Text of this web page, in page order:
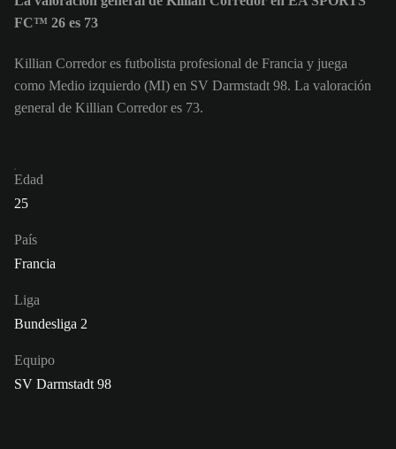
FC™ 26 es 73
Killian Corredor es futbolista profesional de Francia y juega
como Medio izquierdo (MI) en SV Darmstadt 98. La valoración
general de Killian Corredor es 73.
Edad
25
País
Francia
Liga
Bundesliga 2
Equipo
SV Darmstadt 98